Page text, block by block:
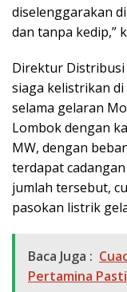
diselenggarakan
dan tanpa kedip,”
Direktur Distribusi
siaga kelistrikan
selama gelaran
Lombok dengan
MW, dengan
terdapat
jumlah tersebut,
pasokan listrik
Baca Juga :
Pertamina